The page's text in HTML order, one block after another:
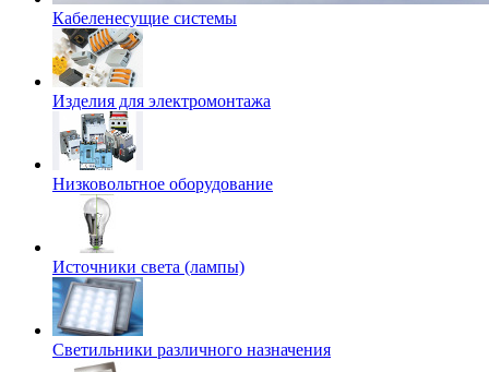
Кабеленесущие системы
Изделия для электромонтажа
Низковольтное оборудование
Источники света (лампы)
Светильники различного назначения